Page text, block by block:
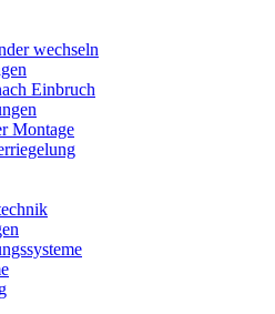
wechseln
Einbruch
Montage